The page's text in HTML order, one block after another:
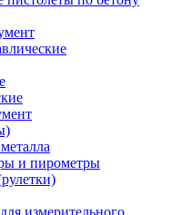
и пирометры
измерительного